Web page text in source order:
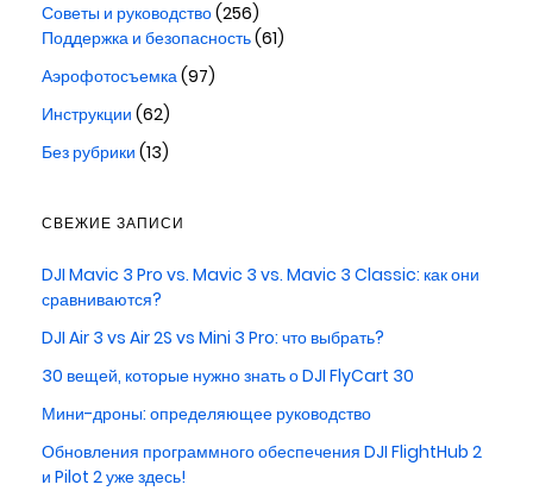
Советы и руководство(256)
Поддержка и безопасность(61)
Аэрофотосъемка(97)
Инструкции (62)
Без рубрики (13)
СВЕЖИЕ ЗАПИСИ
DJI Mavic 3 Pro vs. Mavic 3 vs. Mavic 3 Classic: как они
сравниваются?
DJI Air 3 vs Air 2S vs Mini 3 Pro: что выбрать?
30 вещей, которые нужно знать о DJI FlyCart 30
Мини-дроны: определяющее руководство
Обновления программного обеспечения DJI FlightHub 2
и Pilot 2 уже здесь!